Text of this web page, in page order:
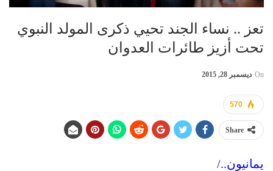
تعز .. نساء الجند تحيي ذكرى المولد النبوي
تحت أزيز طائرات العدوان
On ديسمبر 28, 2015
570
Share
يمانيون../